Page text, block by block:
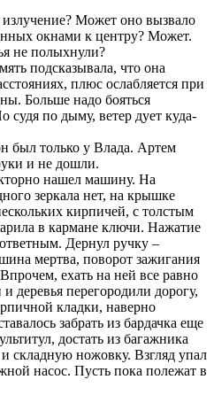
Может оно вызвало
окнами к центру? Может.
не полыхнули?
подсказывала, что она
плюс ослабляется при
Больше надо бояться
судя по дыму, ветер дует куда-
был только у Влада. Артем
и не дошли.
нашел машину. На
зеркала нет, на крышке
кирпичей, с толстым
в кармане ключи. Нажатие
Дернул ручку –
мертва, поворот зажигания
ехать на ней все равно
деревья перегородили дорогу,
кладки, наверно
забрать из бардачка еще
достать из багажника
складную ножовку. Взгляд упал
насос. Пусть пока полежат в